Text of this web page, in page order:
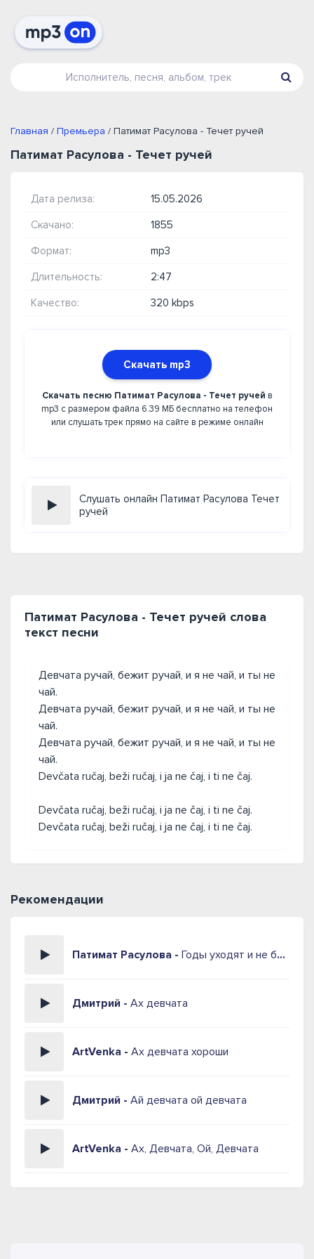
Главная / Премьера / Патимат Расулова - Течет ручей
Патимат Расулова - Течет ручей
Дата релиза: 15.05.2026
Скачано: 1855
Формат: mp3
Длительность: 2:47
Качество: 320 kbps
Скачать mp3
Скачать песню Патимат Расулова - Течет ручей в
mp3 с размером файла 6.39 МБ бесплатно на телефон
или слушать трек прямо на сайте в режиме онлайн
Слушать онлайн Патимат Расулова Течет
ручей
Патимат Расулова - Течет ручей слова
текст песни
Девчата ручай, бежит ручай, и я не чай, и ты не
чай.
Девчата ручай, бежит ручай, и я не чай, и ты не
чай.
Девчата ручай, бежит ручай, и я не чай, и ты не
чай.
Devčata ručaj, beži ručaj, i ja ne čaj, i ti ne čaj.
Devčata ručaj, beži ručaj, i ja ne čaj, i ti ne čaj.
Devčata ručaj, beži ručaj, i ja ne čaj, i ti ne čaj.
Рекомендации
Патимат Расулова - Годы уходят и не беда
Дмитрий - Ах девчата
ArtVenka - Ах девчата хороши
Дмитрий - Ай девчата ой девчата
ArtVenka - Ах, Девчата, Ой, Девчата